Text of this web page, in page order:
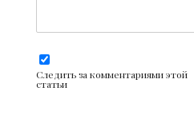
Следить за комментариями этой
статьи